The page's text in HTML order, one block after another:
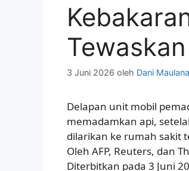
3 Juni 2026 oleh Dani Maulana
Delapan unit mobil
memadamkan api,
dilarikan ke rumah sakit
Oleh AFP, Reuters, dan
Diterbitkan pada 3 Juni